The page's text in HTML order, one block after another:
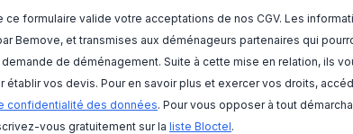
ce formulaire valide votre acceptations de nos CGV. Les
Bemove, et transmises aux déménageurs partenaires qui
de déménagement. Suite à cette mise en relation, ils
établir vos devis. Pour en savoir plus et exercer vos droits,
confidentialité des données. Pour vous opposer à tout
vous gratuitement sur la liste Bloctel.